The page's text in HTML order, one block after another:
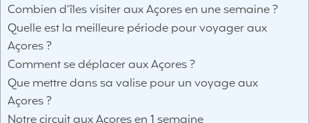
Combien d’îles visiter aux Açores en une semaine ?
Quelle est la meilleure période pour voyager aux
Açores ?
Comment se déplacer aux Açores ?
Que mettre dans sa valise pour un voyage aux
Açores ?